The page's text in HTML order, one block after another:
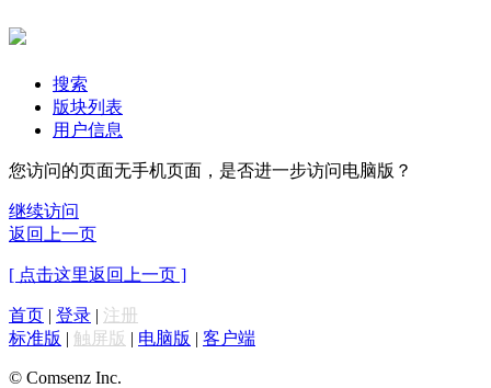
搜索
版块列表
用户信息
您访问的页面无手机页面，是否进一步访问电脑版？
继续访问
返回上一页
[ 点击这里返回上一页 ]
首页 | 登录 | 注册
标准版 | 触屏版 | 电脑版 | 客户端
© Comsenz Inc.